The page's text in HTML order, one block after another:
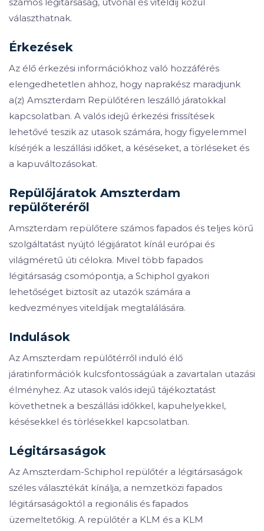
választhatnak.
Érkezések
Az élő érkezési információkhoz való hozzáférés
elengedhetetlen ahhoz, hogy naprakész maradjunk
a(z) Amszterdam Repülőtéren leszálló járatokkal
kapcsolatban. A valós idejű érkezési frissítések
lehetővé teszik az utasok számára, hogy figyelemmel
kísérjék a leszállási időket, a késéseket, a törléseket és
a kapuváltozásokat.
Repülőjáratok Amszterdam
repülőteréről
Amszterdam repülőtere számos fapados és teljes körű
szolgáltatást nyújtó légijáratot kínál európai és
világméretű úti célokra. Mivel több fapados
légitársaság csomópontja, a Schiphol gyakori
lehetőséget biztosít az utazók számára a
kedvezményes viteldíjak megtalálására.
Indulások
Az Amszterdam repülőtérről induló élő
járatinformációk kulcsfontosságúak a zavartalan utazási
élményhez. Az utasok valós idejű tájékoztatást
követhetnek a beszállási időkkel, kapuhelyekkel,
késésekkel és törlésekkel kapcsolatban.
Légitársaságok
Az Amszterdam-Schiphol repülőtér a légitársaságok
széles választékát kínálja, a nemzetközi fapados
légitársaságoktól a regionális és fapados
üzemeltetőkig. A repülőtér a KLM és a KLM